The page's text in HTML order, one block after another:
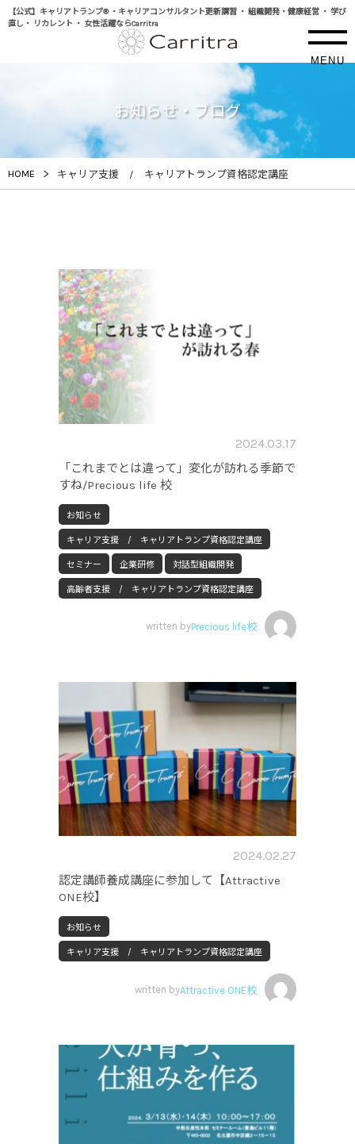
【公式】キャリアトランプ® ・キャリアコンサルタント更新講習 ・ 組織開発・健康経営 ・ 学び
直し・ リカレント ・ 女性活躍ならCarritra
MENU
お知らせ・ブログ
HOME > キャリア支援 / キャリアトランプ資格認定講座
2024.03.17
「これまでとは違って」変化が訪れる季節で
すね/Precious life 校
お知らせ
キャリア支援 / キャリアトランプ資格認定講座
セミナー 企業研修 対話型組織開発
高齢者支援 / キャリアトランプ資格認定講座
written byPrecious life校
2024.02.27
認定講師養成講座に参加して【Attractive
ONE校】
お知らせ
キャリア支援 / キャリアトランプ資格認定講座
written byAttractive ONE校